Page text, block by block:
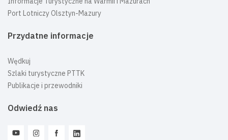
Port Lotniczy Olsztyn-Mazury
Przydatne informacje
Wędkuj
Szlaki turystyczne PTTK
Publikacje i przewodniki
Odwiedź nas